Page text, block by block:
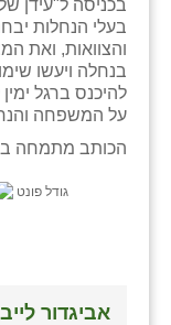
בכניסה ל"עידן
בעלי הנחלות
והצוואות, ואת
בנחלה ויעשו
להיכנס ברגל
על המשפחה
הכותב מתמחה
גודל פונט
אביגדור